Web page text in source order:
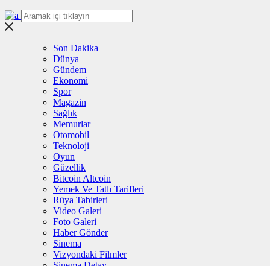
Son Dakika
Dünya
Gündem
Ekonomi
Spor
Magazin
Sağlık
Memurlar
Otomobil
Teknoloji
Oyun
Güzellik
Bitcoin Altcoin
Yemek Ve Tatlı Tarifleri
Rüya Tabirleri
Video Galeri
Foto Galeri
Haber Gönder
Sinema
Vizyondaki Filmler